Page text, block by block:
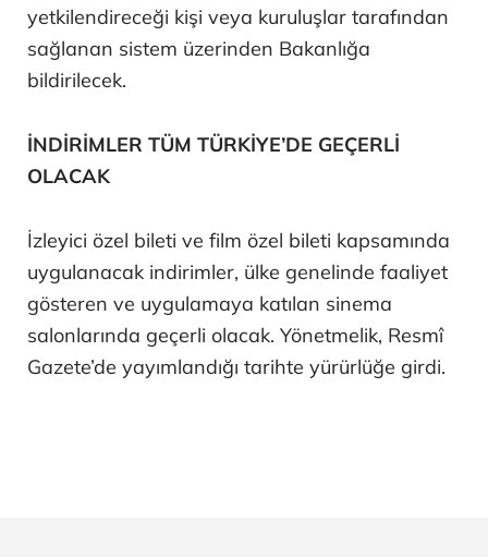
yetkilendireceği kişi veya kuruluşlar tarafından
sağlanan sistem üzerinden Bakanlığa
bildirilecek.
İNDİRİMLER TÜM TÜRKİYE’DE GEÇERLİ
OLACAK
İzleyici özel bileti ve film özel bileti kapsamında
uygulanacak indirimler, ülke genelinde faaliyet
gösteren ve uygulamaya katılan sinema
salonlarında geçerli olacak. Yönetmelik, Resmî
Gazete’de yayımlandığı tarihte yürürlüğe girdi.